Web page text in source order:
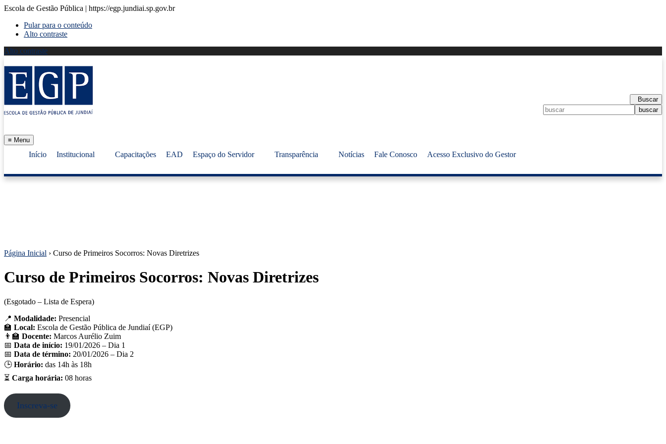
Escola de Gestão Pública | https://egp.jundiai.sp.gov.br
Pular para o conteúdo
Alto contraste
Alto contraste
≡ Menu
Início Institucional Capacitações EAD Espaço do Servidor Transparência Notícias Fale Conosco Acesso Exclusivo do Gestor
Buscar
Página Inicial › Curso de Primeiros Socorros: Novas Diretrizes
Curso de Primeiros Socorros: Novas Diretrizes
(Esgotado – Lista de Espera)
📍 Modalidade: Presencial
🏫 Local: Escola de Gestão Pública de Jundiaí (EGP)
👨‍🏫 Docente: Marcos Aurélio Zuim
📅 Data de início: 19/01/2026 – Dia 1
📅 Data de término: 20/01/2026 – Dia 2
🕒 Horário: das 14h às 18h
⏳ Carga horária: 08 horas
Inscreva-se